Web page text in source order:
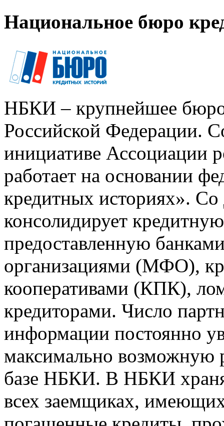
Национальное бюро
НБКИ – крупнейшее
Российской Федерации.
инициативе Ассоциации
работает на основании
кредитных историях».
консолидирует
предоставленную
организациями (МФО),
кооперативами (КПК),
кредиторами. Число
информации постоянно
максимально возможную
базе НБКИ. В НБКИ
всех заемщиках,